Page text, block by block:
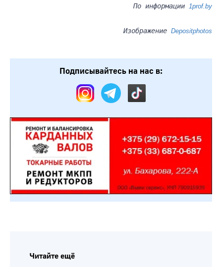
По информации 1prof.by
Изображение Depositphotos
Подписывайтесь на нас в:
Читайте ещё